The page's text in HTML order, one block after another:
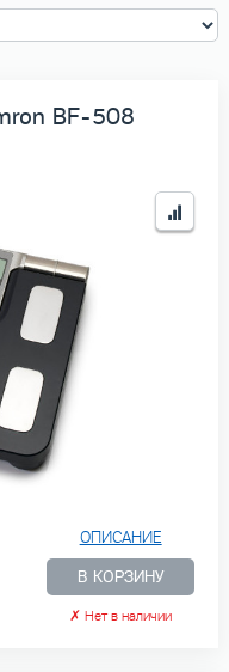
BF-508
ОПИСАНИЕ
В КОРЗИНУ
✗ Нет в наличии